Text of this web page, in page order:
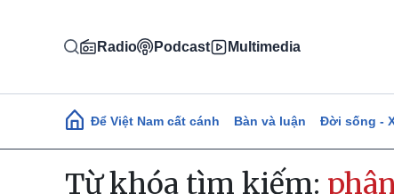
Radio Podcast Multimedia
Main navigation
Để Việt Nam cất cánh Bàn và luận Đời sống -
Từ khóa tìm kiếm: